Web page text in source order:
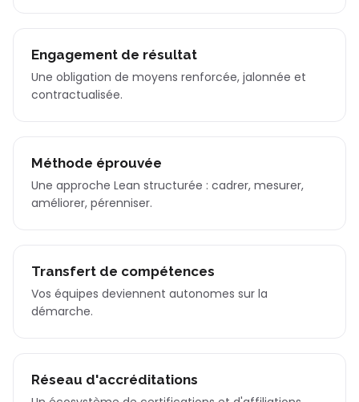
Engagement de résultat
Une obligation de moyens renforcée, jalonnée et
contractualisée.
Méthode éprouvée
Une approche Lean structurée : cadrer, mesurer,
améliorer, pérenniser.
Transfert de compétences
Vos équipes deviennent autonomes sur la
démarche.
Réseau d'accréditations